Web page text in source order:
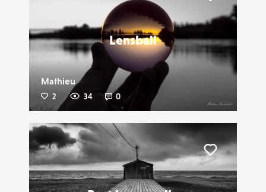
Lensball
Mathieu
2 34 0
Liker